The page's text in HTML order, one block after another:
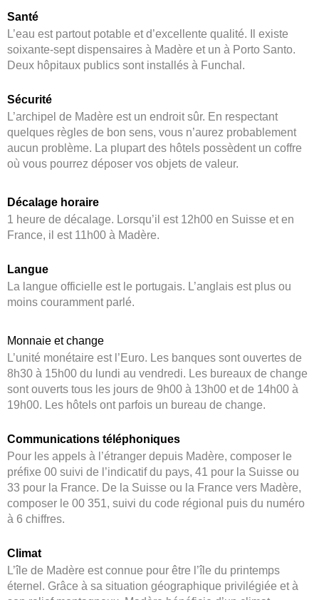
Santé
L’eau est partout potable et d’excellente qualité. Il existe
soixante-sept dispensaires à Madère et un à Porto Santo.
Deux hôpitaux publics sont installés à Funchal.
Sécurité
L’archipel de Madère est un endroit sûr. En respectant
quelques règles de bon sens, vous n’aurez probablement
aucun problème. La plupart des hôtels possèdent un coffre
où vous pourrez déposer vos objets de valeur.
Décalage horaire
1 heure de décalage. Lorsqu’il est 12h00 en Suisse et en
France, il est 11h00 à Madère.
Langue
La langue officielle est le portugais. L’anglais est plus ou
moins couramment parlé.
Monnaie et change
L’unité monétaire est l’Euro. Les banques sont ouvertes de
8h30 à 15h00 du lundi au vendredi. Les bureaux de change
sont ouverts tous les jours de 9h00 à 13h00 et de 14h00 à
19h00. Les hôtels ont parfois un bureau de change.
Communications téléphoniques
Pour les appels à l’étranger depuis Madère, composer le
préfixe 00 suivi de l’indicatif du pays, 41 pour la Suisse ou
33 pour la France. De la Suisse ou la France vers Madère,
composer le 00 351, suivi du code régional puis du numéro
à 6 chiffres.
Climat
L’île de Madère est connue pour être l’île du printemps
éternel. Grâce à sa situation géographique privilégiée et à